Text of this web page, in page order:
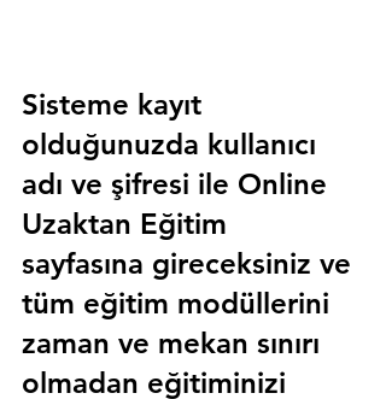
Sisteme kayıt
olduğunuzda kullanıcı
adı ve şifresi ile Online
Uzaktan Eğitim
sayfasına gireceksiniz ve
tüm eğitim modüllerini
zaman ve mekan sınırı
olmadan eğitiminizi